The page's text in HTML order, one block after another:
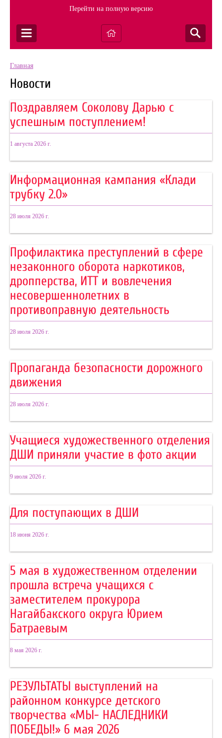
Перейти на полную версию
Главная
Новости
Поздравляем Соколову Дарью с
успешным поступлением!
1 августа 2026 г.
Информационная кампания «Клади
трубку 2.0»
28 июля 2026 г.
Профилактика преступлений в сфере
незаконного оборота наркотиков,
дропперства, ИТТ и вовлечения
несовершеннолетних в
противоправную деятельность
28 июля 2026 г.
Пропаганда безопасности дорожного
движения
28 июля 2026 г.
Учащиеся художественного отделения
ДШИ приняли участие в фото акции
9 июля 2026 г.
Для поступающих в ДШИ
18 июня 2026 г.
5 мая в художественном отделении
прошла встреча учащихся с
заместителем прокурора
Нагайбакского округа Юрием
Батраевым
8 мая 2026 г.
РЕЗУЛЬТАТЫ выступлений на
районном конкурсе детского
творчества «МЫ- НАСЛЕДНИКИ
ПОБЕДЫ!» 6 мая 2026